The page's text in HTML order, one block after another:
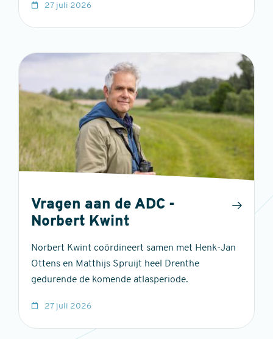
27 juli 2026
Vragen aan de ADC -
Norbert Kwint
Norbert Kwint coördineert samen met Henk-Jan
Ottens en Matthijs Spruijt heel Drenthe
gedurende de komende atlasperiode.
27 juli 2026